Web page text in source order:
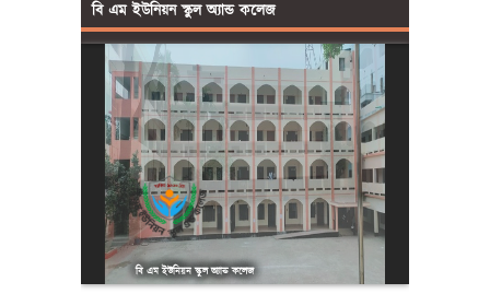
বি এম ইউনিয়ন স্কুল অ্যান্ড কলেজ
বি এম ইউনিয়ন স্কুল অ্যান্ড কলেজ